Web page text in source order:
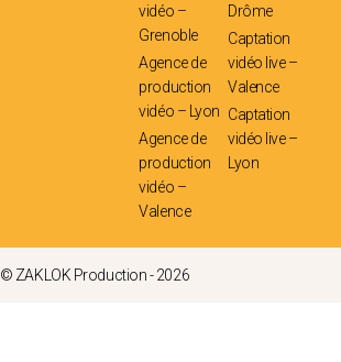
vidéo –
Grenoble
Agence de
production
vidéo – Lyon
Agence de
production
vidéo –
Valence
Drôme
Captation
vidéo live –
Valence
Captation
vidéo live –
Lyon
© ZAKLOK Production - 2026